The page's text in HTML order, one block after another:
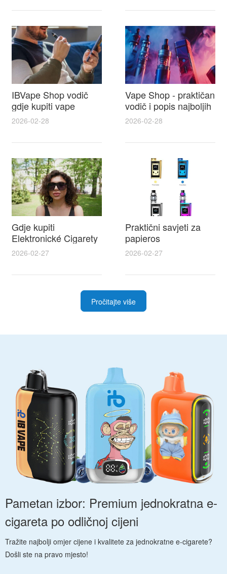
popuste
IBVape Shop vodič
gdje kupiti vape
naysh, recenzije,
popusti i savjeti za
odabir
2026-02-28
Vape Shop - praktičan
vodič i popis najboljih
e cigareta prodajna
mjesta u Hrvatskoj
2026-02-28
Gdje kupiti
Elektronické Cigarety
IBVAPE u Hrvatskoj i
praktičan vodič za e
cigarete split s
2026-02-27
Praktični savjeti za
papieros
elektroniczny i lista
najbolje tekućine za e
cigarete za početnike
2026-02-27
Pročitajte više
Pametan izbor: Premium jednokratna e-
cigareta po odličnoj cijeni
Tražite najbolji omjer cijene i kvalitete za jednokratne e-cigarete?
Došli ste na pravo mjesto!